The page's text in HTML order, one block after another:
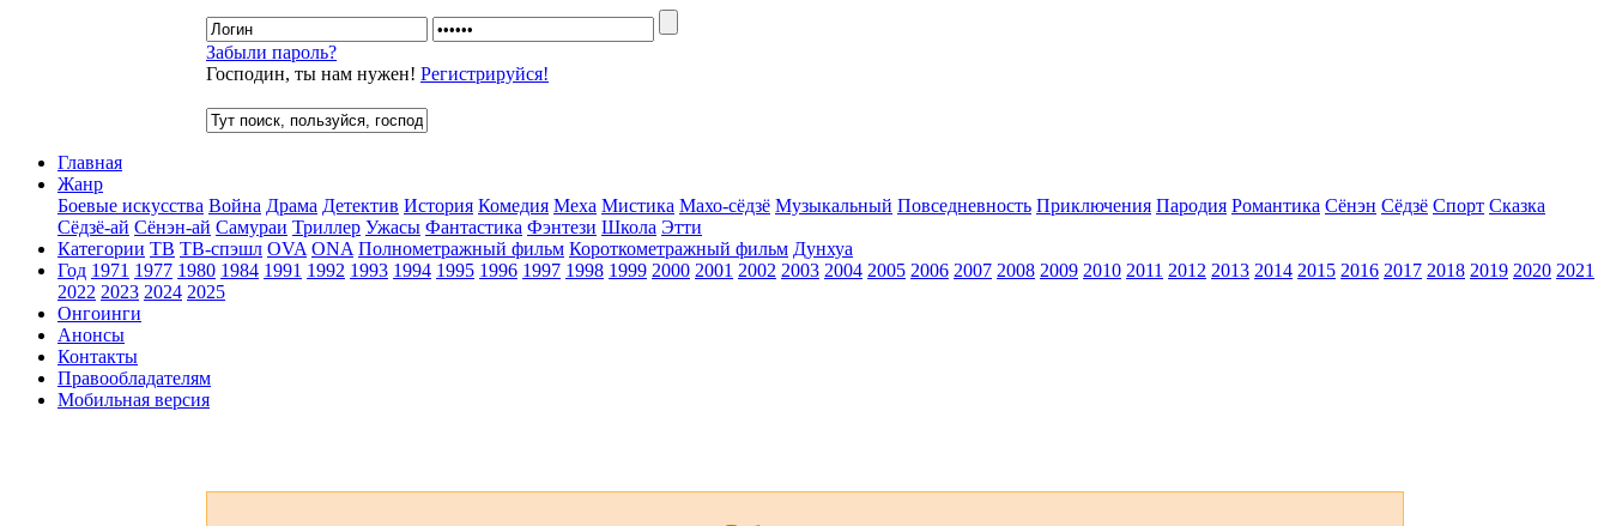
Забыли пароль?
Господин, ты нам нужен! Регистрируйся!
Главная
Жанр
Боевые искусства Война Драма Детектив История Комедия Меха Мистика Махо-сёдзё Музыкальный Повседневность Приключения Пародия Романтика Сёнэн Сёдзё Спорт Сказка
Сёдзё-ай Сёнэн-ай Самураи Триллер Ужасы Фантастика Фэнтези Школа Этти
Категории ТВ ТВ-спэшл OVA ONA Полнометражный фильм Короткометражный фильм Дунхуа
Год 1971 1977 1980 1984 1991 1992 1993 1994 1995 1996 1997 1998 1999 2000 2001 2002 2003 2004 2005 2006 2007 2008 2009 2010 2011 2012 2013 2014 2015 2016 2017 2018 2019 2020 2021
2022 2023 2024 2025
Онгоинги
Анонсы
Контакты
Правообладателям
Мобильная версия